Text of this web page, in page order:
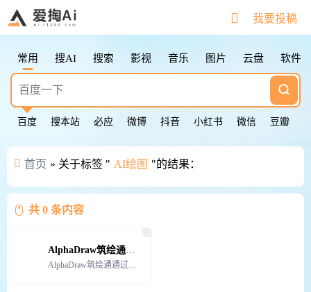
切换下一个
Esc
返回第一个
鼠标点击图标 切换下一个
我要投稿
常用 搜AI 搜索 影视 音乐 图片 云盘 软件
百度 搜本站 必应 微博 抖音 小红书 微信 豆瓣
首页 » 关于标签 " AI绘图 "的结果：
共 0 条内容
AlphaDraw筑绘通——专业的AI建筑设计平台
AlphaDraw筑绘通通过强大的AI功能和多样化的特点，为建筑工程领域的设计师和工程师提供了一个智